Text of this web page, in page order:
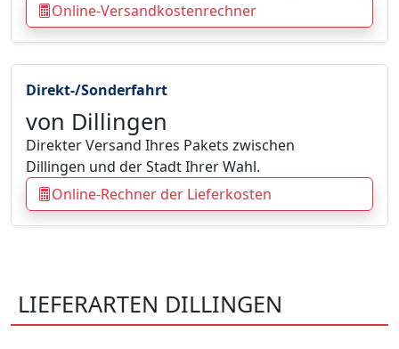
Direkt-/Sonderfahrt
von Dillingen
Direkter Versand Ihres Pakets zwischen
Dillingen und der Stadt Ihrer Wahl.
Online-Rechner der Lieferkosten
Online-Versandkostenrechner
LIEFERARTEN DILLINGEN